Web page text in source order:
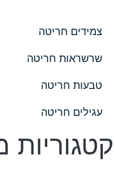
צמידים חריטה
שרשראות חריטה
טבעות חריטה
עגילים חריטה
קטגוריות